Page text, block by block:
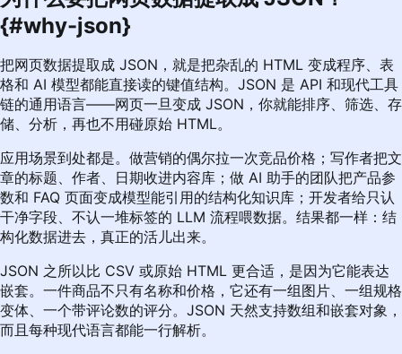
{#why-json}
把网页数据提取成 JSON，就是把杂乱的 HTML 变成程序、表
格和 AI 模型都能直接读的键值结构。JSON 是 API 和现代工具
链的通用语言——网页一旦变成 JSON，你就能排序、筛选、存
储、分析，再也不用碰原始 HTML。
应用场景到处都是。做营销的偶尔拉一次竞品价格；写作者把文
章的标题、作者、日期收进内容库；做 AI 助手的团队把产品参
数和 FAQ 页面变成模型能引用的结构化知识库；开发者给只认
干净字段、不认一堆标签的 LLM 流程喂数据。结果都一样：结
构化数据进去，真正的活儿出来。
JSON 之所以比 CSV 或原始 HTML 更合适，是因为它能表达
嵌套。一件商品不只有名称和价格，它还有一组图片、一组规格
变体、一个带评论数的评分。JSON 天然支持数组和嵌套对象，
而且每种现代语言都能一行解析。